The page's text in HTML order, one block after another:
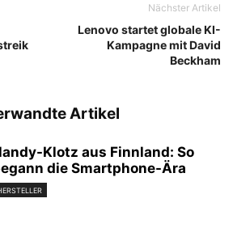
Nächster Artikel
Lenovo startet globale KI-
Kampagne mit David
Beckham
Artikel
Klotz aus Finnland: So
die Smartphone-Ära